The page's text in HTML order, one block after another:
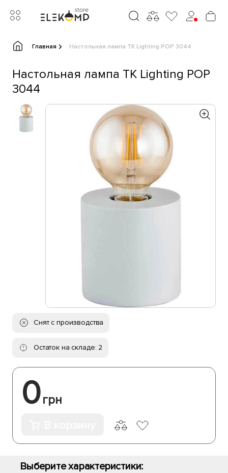
Главная Настольная лампа TK Lighting POP 3044
Настольная лампа TK Lighting POP
3044
Снят с производства
Остаток на складе: 2
0грн
Выберите характеристики: